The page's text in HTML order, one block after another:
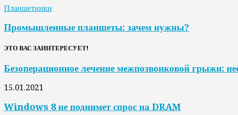
Планшетники
Промышленные планшеты: зачем нужны?
ЭТО ВАС ЗАИНТЕРЕСУЕТ!
Безоперационное лечение межпозвонковой грыжи:
15.01.2021
Windows 8 не поднимет спрос на DRAM